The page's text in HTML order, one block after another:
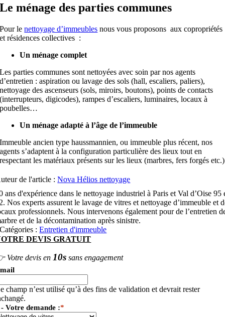
Le ménage des parties communes
Pour lenettoyage d’immeubles nous vous proposons aux copropriétés
et résidences collectives :
Un ménage complet
Les parties communes sont nettoyées avec soin par nos agents
d’entretien : aspiration ou lavage des sols (hall, escaliers, paliers),
nettoyage des ascenseurs (sols, miroirs, boutons), points de contacts
(interrupteurs, digicodes), rampes d’escaliers, luminaires, locaux à
poubelles…
Un ménage adapté à l’âge de l’immeuble
Immeuble ancien type haussmannien, ou immeuble plus récent, nos
agents s’adaptent à la configuration particulière des lieux tout en
respectant les matériaux présents sur les lieux (marbres, fers forgés etc.)
de l'article :Nova Hélios nettoyage
ans d'expérience dans le nettoyage industriel à Paris et Val d’Oise 95
Nos experts assurent le lavage de vitres et nettoyage d’immeuble et
professionnels. Nous intervenons également pour de l’entretien
et de la décontamination après sinistre.
Catégories :Entretien d'immeuble
DEVIS GRATUIT
Votre devis en 10s sans engagement
champ n’est utilisé qu’à des fins de validation et devrait rester
- Votre demande :*